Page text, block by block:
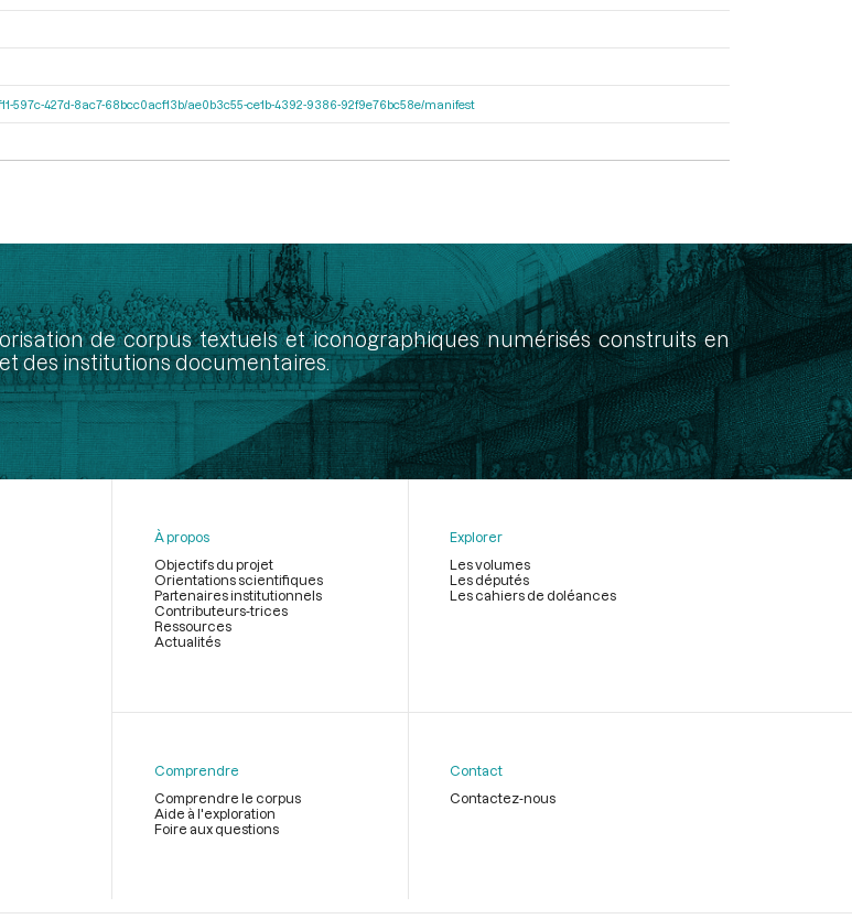
597c-427d-8ac7-68bcc0acf13b/ae0b3c55-ce1b-4392-9386-92f9e76bc58e/manifest
de corpus textuels et iconographiques numérisés construits en
des institutions documentaires.
page
À propos
Objectifs du projet
Orientations scientifiques
Partenaires institutionnels
Contributeurs-trices
Ressources
Actualités
Explorer
Les volumes
Les députés
Les cahiers de doléances
Comprendre
Comprendre le corpus
Aide à l'exploration
Foire aux questions
Contact
Contactez-nous